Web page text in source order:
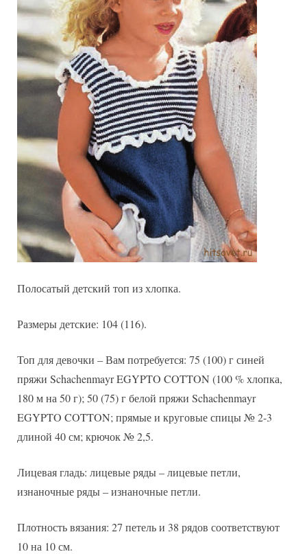
Полосатый детский топ из хлопка.
Размеры детские: 104 (116).
Топ для девочки – Вам потребуется: 75 (100) г синей
пряжи Schachenmayr EGYPTO COTTON (100 % хлопка,
180 м на 50 г); 50 (75) г белой пряжи Schachenmayr
EGYPTO COTTON; прямые и круговые спицы № 2-3
длиной 40 см; крючок № 2,5.
Лицевая гладь: лицевые ряды – лицевые петли,
изнаночные ряды – изнаночные петли.
Плотность вязания: 27 петель и 38 рядов соответствуют
10 на 10 см.